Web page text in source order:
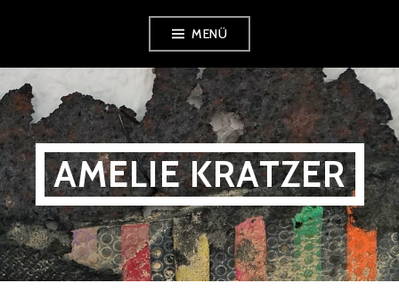
springen
MENÜ
AMELIE KRATZER